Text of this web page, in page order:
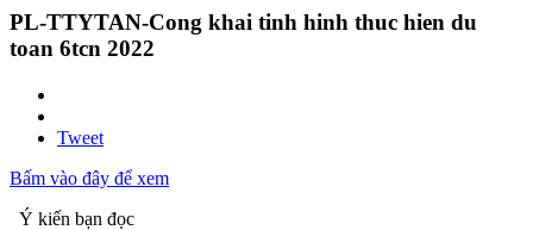
PL-TTYTAN-Cong khai tinh hinh thuc hien du
toan 6tcn 2022
Tweet
Bấm vào đây để xem
Ý kiến bạn đọc